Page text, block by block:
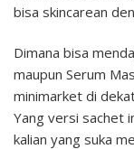
bisa skincarean
Dimana bisa
maupun Serum
minimarket di
Yang versi sachet
kalian yang suka